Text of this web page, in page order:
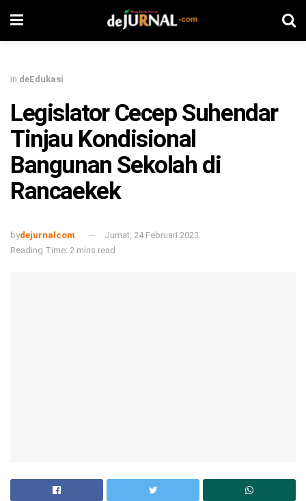
in deEdukasi
Legislator Cecep Suhendar
Tinjau Kondisional
Bangunan Sekolah di
Rancaekek
bydejurnalcom
Jumat, 24 Februari 2023
Reading Time: 2 mins read